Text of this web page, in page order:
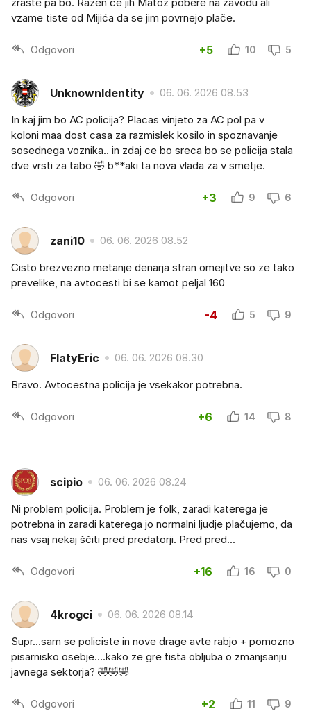
zraste pa bo. Razen če jih Matoz pobere na zavodu ali
vzame tiste od Mijića da se jim povrnejo plače.
Odgovori +5 10 5
UnknownIdentity 06. 06. 2026 08.53
In kaj jim bo AC policija? Placas vinjeto za AC pol pa v
koloni maa dost casa za razmislek kosilo in spoznavanje
sosednega voznika.. in zdaj ce bo sreca bo se policija stala
dve vrsti za tabo 🤣 b**aki ta nova vlada za v smetje.
Odgovori +3 9 6
zani10 06. 06. 2026 08.52
Cisto brezvezno metanje denarja stran omejitve so ze tako
prevelike, na avtocesti bi se kamot peljal 160
Odgovori -4 5 9
FlatyEric 06. 06. 2026 08.30
Bravo. Avtocestna policija je vsekakor potrebna.
Odgovori +6 14 8
scipio 06. 06. 2026 08.24
Ni problem policija. Problem je folk, zaradi katerega je
potrebna in zaradi katerega jo normalni ljudje plačujemo, da
nas vsaj nekaj ščiti pred predatorji. Pred pred...
Odgovori +16 16 0
4krogci 06. 06. 2026 08.14
Supr…sam se policiste in nove drage avte rabjo + pomozno
pisarnisko osebje….kako ze gre tista obljuba o zmanjsanju
javnega sektorja? 🤣🤣🤣
Odgovori +2 11 9